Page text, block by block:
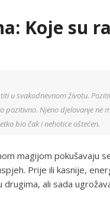
Koje su
u svakodnevnom životu.
Njeno djelovanje ne
bio čak i nehotice oštećen.
magijom pokušavaju
Prije ili kasnije,
ali sada